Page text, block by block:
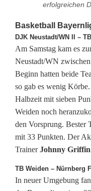
s
k
e
t
b
a
l
e
erfolgreichen
Basketball
DJK Neustadt/WN II –
Am Samstag kam es
Neustadt/WN
Beginn hatten beide
so gab es wenig
Halbzeit mit sieben
Weiden noch
den Vorsprung. Bester
mit 33 Punkten. Der
TrainerJohnny Griffin
TB Weiden – Nürnberg
In neuer Umgebung